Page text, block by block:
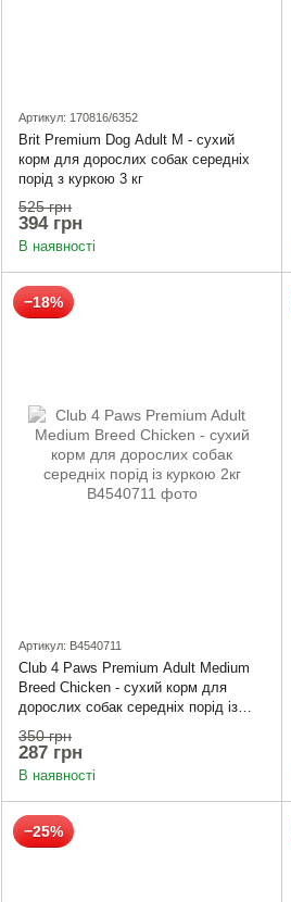
Артикул: 170816/6352
Brit Premium Dog Adult M - сухий
корм для дорослих собак середніх
порід з куркою 3 кг
525 грн
394 грн
В наявності
−18%
Артикул: B4540711
Club 4 Paws Premium Adult Medium
Breed Chicken - сухий корм для
дорослих собак середніх порід із
куркою 2кг
350 грн
287 грн
В наявності
−25%